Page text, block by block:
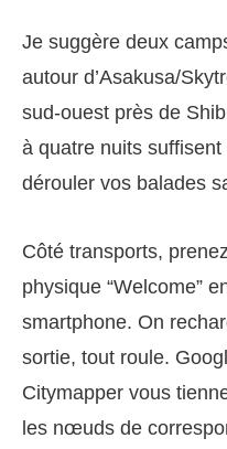
Je suggère deux
autour d’Asakusa/
sud-ouest près de
à quatre nuits
dérouler vos balades
Côté transports,
physique “Welcome”
smartphone. On
sortie, tout roule.
Citymapper vous
les nœuds de